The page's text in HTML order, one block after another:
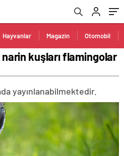
Hayvanlar Magazin Otomobil
narin kuşları flamingolar
yayınlanabilmektedir.